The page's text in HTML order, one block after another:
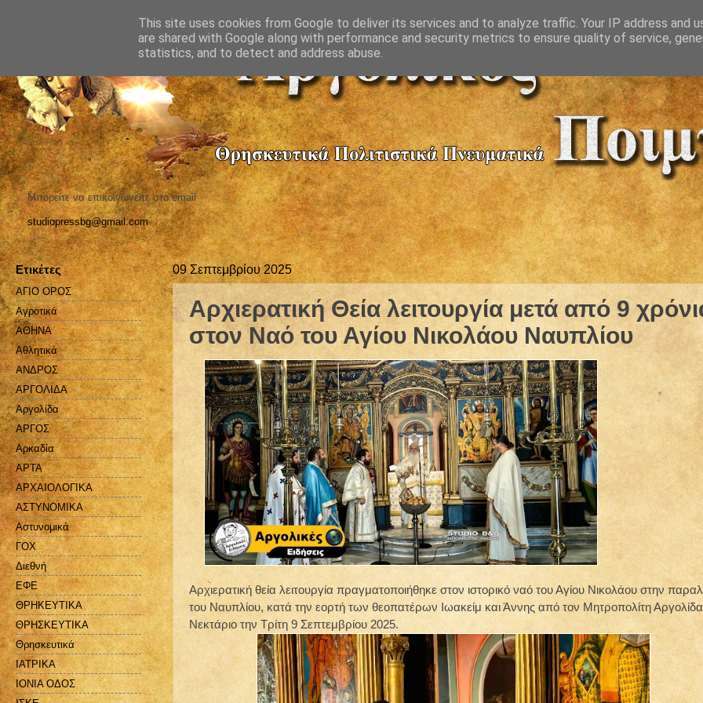
Μπορείτε να επικοινωνείτε στο email
studiopressbg@gmail.com
09 Σεπτεμβρίου 2025
Αρχιερατική Θεία λειτουργία μετά από 9
στον Ναό του Αγίου Νικολάου Ναυπλίου
Αρχιερατική θεία λειτουργία πραγματοποιήθηκε στον ιστορικό ναό του Αγίου Νικολάου στην
του Ναυπλίου, κατά την εορτή των θεοπατέρων Ιωακείμ και Άννης από τον Μητροπολίτη
Νεκτάριο την Τρίτη 9 Σεπτεμβρίου 2025.
Ετικέτες
ΑΓΙΟ ΟΡΟΣ
Αγροτικά
ΑΘΗΝΑ
Αθλητικά
ΑΝΔΡΟΣ
ΑΡΓΟΛΙΔΑ
Αργολίδα
ΑΡΓΟΣ
Αρκαδία
ΑΡΤΑ
ΑΡΧΑΙΟΛΟΓΙΚΑ
ΑΣΤΥΝΟΜΙΚΑ
Αστυνομικά
ΓΟΧ
Διεθνή
ΕΦΕ
ΘΡΗΚΕΥΤΙΚΑ
ΘΡΗΣΚΕΥΤΙΚΑ
Θρησκευτικά
ΙΑΤΡΙΚΑ
ΙΟΝΙΑ ΟΔΟΣ
This site uses cookies from Google to deliver its services and to analyze traffic. Your IP address and
are shared with Google along with performance and security metrics to ensure quality of service,
statistics, and to detect and address abuse.